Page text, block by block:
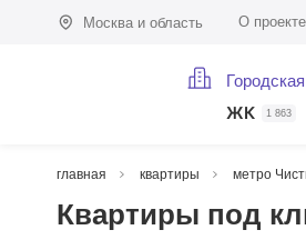
Москва и область О проекте
ЖК 1 863
главная квартиры метро
Квартиры под